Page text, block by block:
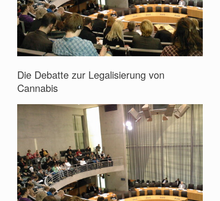
Die Debatte zur Legalisierung von
Cannabis